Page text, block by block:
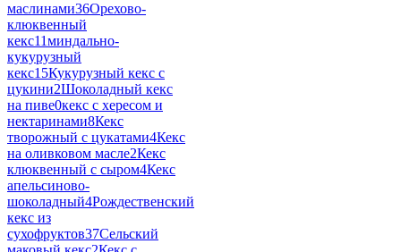
маслинами36Орехово-
клюквенный
кекс11миндально-
кукурузный
кекс15Кукурузный кекс с
цукини2Шоколадный кекс
на пиве0кекс с хересом и
нектаринами8Кекс
творожный с цукатами4Кекс
на оливковом масле2Кекс
клюквенный с сыром4Кекс
апельсиново-
шоколадный4Рождественский
кекс из
сухофруктов37Сельский